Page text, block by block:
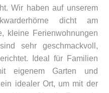
Wir haben auf unserem
dicht am
kleine Ferienwohnungen
sehr geschmackvoll,
Ideal für Familien
Garten und
idealer Ort, um mit der